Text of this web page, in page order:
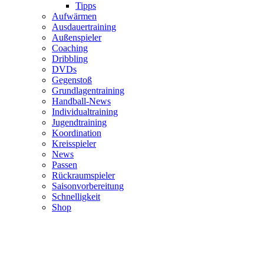
Tipps
Aufwärmen
Ausdauertraining
Außenspieler
Coaching
Dribbling
DVDs
Gegenstoß
Grundlagentraining
Handball-News
Individualtraining
Jugendtraining
Koordination
Kreisspieler
News
Passen
Rückraumspieler
Saisonvorbereitung
Schnelligkeit
Shop